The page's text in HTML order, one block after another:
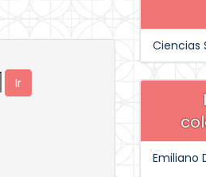
Ciencias
Emiliano